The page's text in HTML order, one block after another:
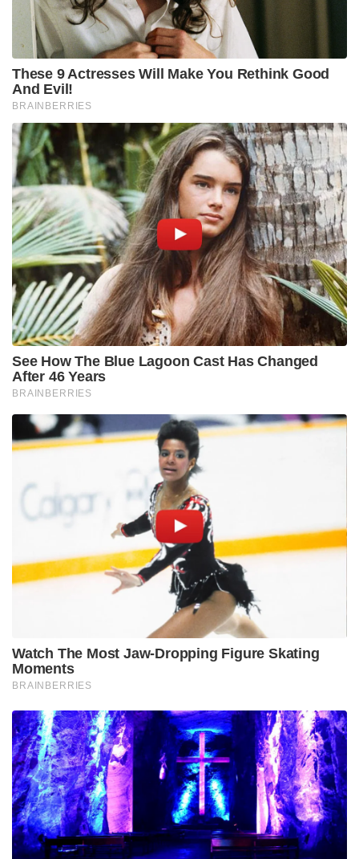
These 9 Actresses Will Make You Rethink Good
And Evil!
BRAINBERRIES
See How The Blue Lagoon Cast Has Changed
After 46 Years
BRAINBERRIES
Watch The Most Jaw‑Dropping Figure Skating
Moments
BRAINBERRIES